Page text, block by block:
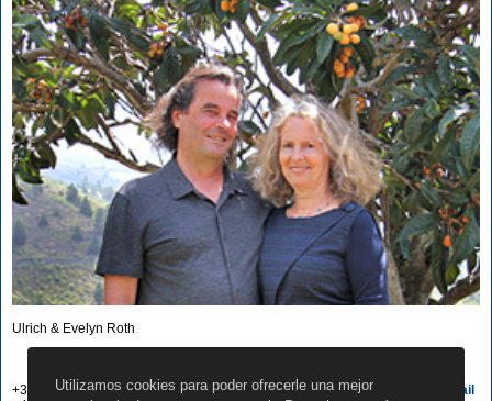
Ulrich & Evelyn Roth
Escribir e-mail
+34 822 68 00 89
Utilizamos cookies para poder ofrecerle una mejor